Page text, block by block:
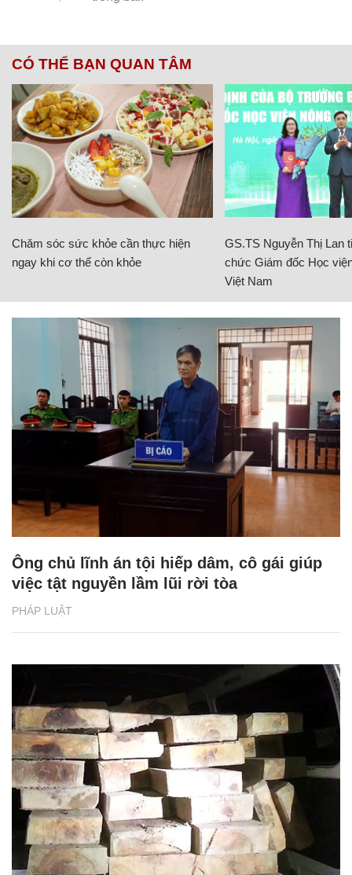
CÓ THỂ BẠN QUAN TÂM
Chăm sóc sức khỏe cần thực hiện
ngay khi cơ thể còn khỏe
GS.TS Nguyễn Thị Lan
chức Giám đốc Học
Việt Nam
PHÁP LUẬT
Ông chủ lĩnh án tội hiếp dâm, cô gái giúp
việc tật nguyền lầm lũi rời tòa